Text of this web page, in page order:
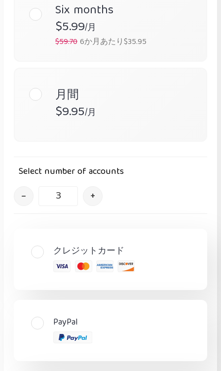
Six months
$5.99/月
$59.706か月あたり$35.95
月間
$9.95/月
Select number of accounts
– +
クレジットカード
PayPal